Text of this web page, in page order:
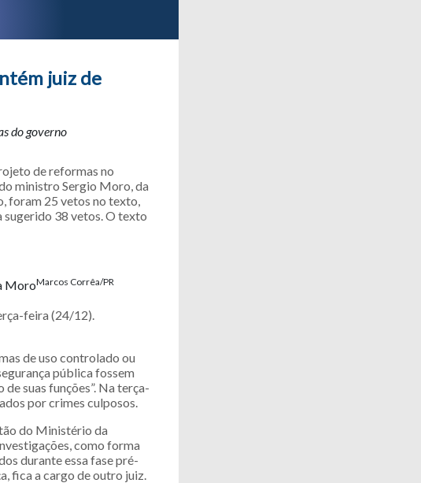
juiz de
do governo
de reformas no
ministro Sergio Moro, da
foram 25 vetos no texto,
sugerido 38 vetos. O texto
MoroMarcos Corrêa/PR
feira (24/12).
de uso controlado ou
pública fossem
suas funções”. Na terça-
por crimes culposos.
do Ministério da
como forma
durante essa fase pré-
fica a cargo de outro juiz.